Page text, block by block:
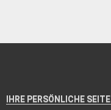
IHRE PERSÖNLICHE SEITE